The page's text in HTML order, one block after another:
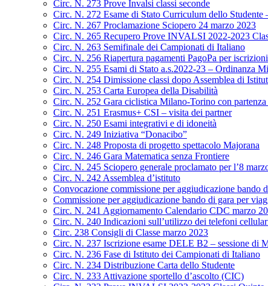
Circ. N. 273 Prove Invalsi classi seconde
Circ. N. 272 Esame di Stato Curriculum dello Studente
Circ. N. 267 Proclamazione Sciopero 24 marzo 2023
Circ. N. 265 Recupero Prove INVALSI 2022-2023
Circ. N. 263 Semifinale dei Campionati di Italiano
Circ. N. 256 Riapertura pagamenti PagoPa per iscrizioni
Circ. N. 255 Esami di Stato a.s.2022-23 – Ordinanza
Circ. N. 254 Dimissione classi dopo Assemblea di
Circ. N. 253 Carta Europea della Disabilità
Circ. N. 252 Gara ciclistica Milano-Torino con partenza
Circ. N. 251 Erasmus+ CSI – visita dei partner
Circ. N. 250 Esami integrativi e di idoneità
Circ. N. 249 Iniziativa “Donacibo”
Circ. N. 248 Proposta di progetto spettacolo Majorana
Circ. N. 246 Gara Matematica senza Frontiere
Circ. N. 245 Sciopero generale proclamato per l’8
Circ. N. 242 Assemblea d’istituto
Convocazione commissione per aggiudicazione
Commissione per aggiudicazione bando di gara per
Circ. N. 241 Aggiornamento Calendario CDC marzo
Circ. N. 240 Indicazioni sull’utilizzo dei telefoni
Circ. 238 Consigli di Classe marzo 2023
Circ. N. 237 Iscrizione esame DELE B2 – sessione di
Circ. N. 236 Fase di Istituto dei Campionati di Italiano
Circ. N. 234 Distribuzione Carta dello Studente
Circ. N. 233 Attivazione sportello d’ascolto (CIC)